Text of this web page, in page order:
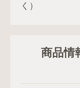
く）
商品情